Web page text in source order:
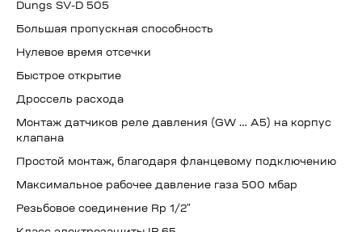
Dungs SV-D 505
Большая пропускная способность
Нулевое время отсечки
Быстрое открытие
Дроссель расхода
Монтаж датчиков реле давления (GW … A5) на корпус
клапана
Простой монтаж, благодаря фланцевому подключению
Максимальное рабочее давление газа 500 мбар
Резьбовое соединение Rp 1/2″